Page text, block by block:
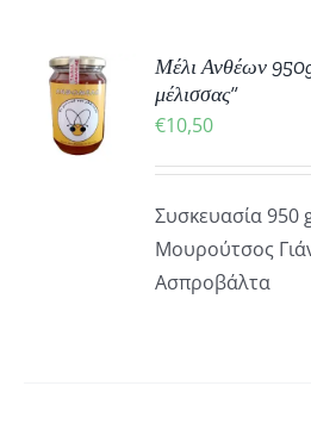
Μέλι Ανθέων
μέλισσας”
€10,50
Συσκευασία 950
Μουρούτσος
Ασπροβάλτα